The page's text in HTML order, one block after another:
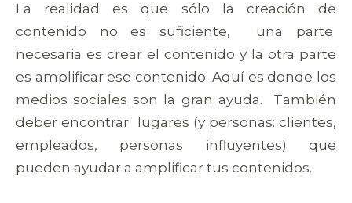
La realidad es que sólo la creación de
contenido no es suficiente, una parte
necesaria es crear el contenido y la otra parte
es amplificar ese contenido. Aquí es donde los
medios sociales son la gran ayuda. También
deber encontrar lugares (y personas: clientes,
empleados, personas influyentes) que
pueden ayudar a amplificar tus contenidos.